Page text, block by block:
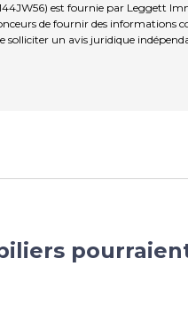
est fournie par Leggett
de fournir des informations
solliciter un avis juridique